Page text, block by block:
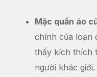
Mặc quần áo
chính của loạn
thấy kích thích
người khác